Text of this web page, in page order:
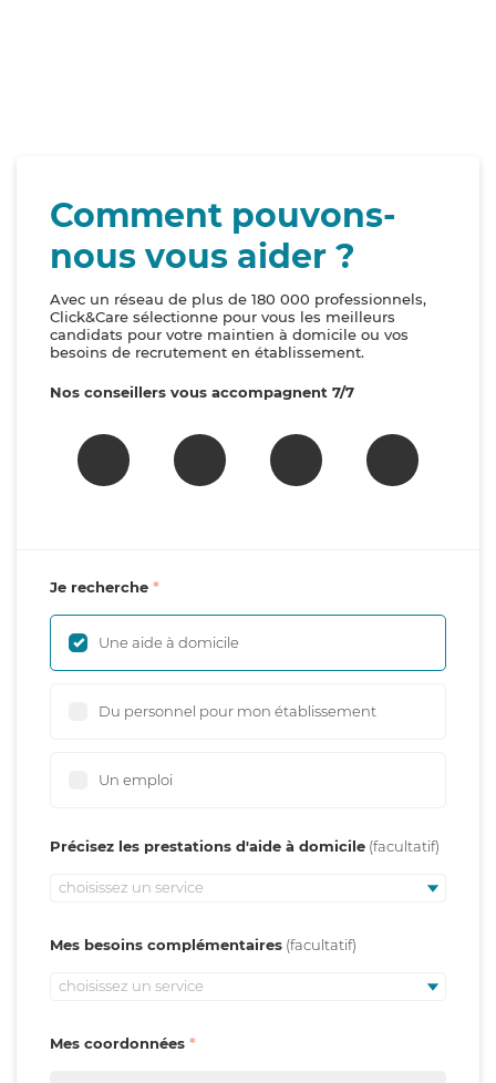
Comment pouvons-
nous vous aider ?
Avec un réseau de plus de 180 000 professionnels,
Click&Care sélectionne pour vous les meilleurs
candidats pour votre maintien à domicile ou vos
besoins de recrutement en établissement.
Nos conseillers vous accompagnent 7/7
Je recherche
Une aide à domicile
Du personnel pour mon établissement
Un emploi
Précisez les prestations d'aide à domicile
choisissez un service
Mes besoins complémentaires
choisissez un service
Mes coordonnées